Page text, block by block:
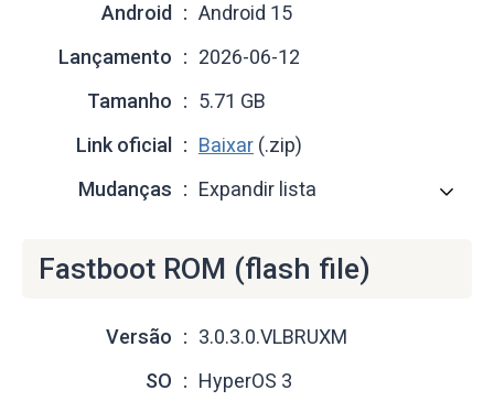
Android
Android 15
Lançamento
2026-06-12
Tamanho
5.71 GB
Link oficial
Baixar (.zip)
Mudanças
Expandir lista
Fastboot ROM (flash file)
Versão
3.0.3.0.VLBRUXM
SO
HyperOS 3